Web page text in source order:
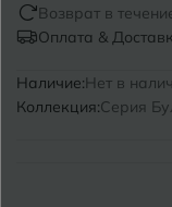
Возврат в
Оплата &
Наличие:Нет в
Коллекция:Серия
Г Геленджик